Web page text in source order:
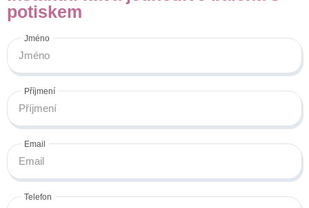
potiskem
Jméno
Příjmení
Email
Telefon